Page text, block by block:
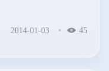
2014-01-03 45